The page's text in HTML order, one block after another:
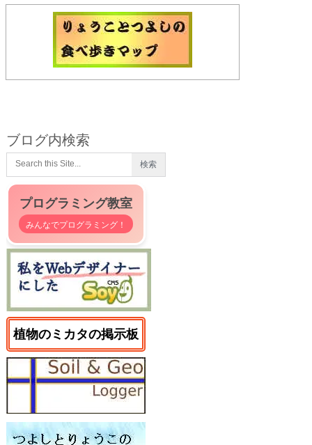
ブログ内検索
プログラミング教室
みんなでプログラミング！
植物のミカタの掲示板